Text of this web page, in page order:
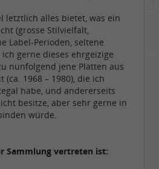
letztlich alles bietet, was ein
(grosse Stilvielfalt,
Label-Perioden, seltene
gerne dieses ehrgeizige
nunfolgend jene Platten aus
(ca. 1968 – 1980), die ich
habe, und andererseits
besitze, aber sehr gerne in
würde.
Sammlung vertreten ist: